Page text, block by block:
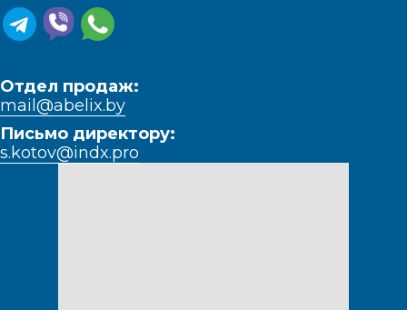
Отдел продаж:
mail@abelix.by
Письмо директору:
s.kotov@indx.pro